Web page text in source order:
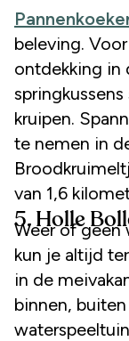
beleving.
ontdekking in
kruipen.
te nemen in
van 1,6
5. Holle
Weer of geen
kun je altijd
in de
binnen,